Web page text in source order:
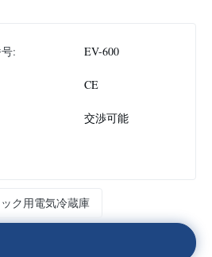
: EV-600
CE
交渉可能
ク用電気冷蔵庫